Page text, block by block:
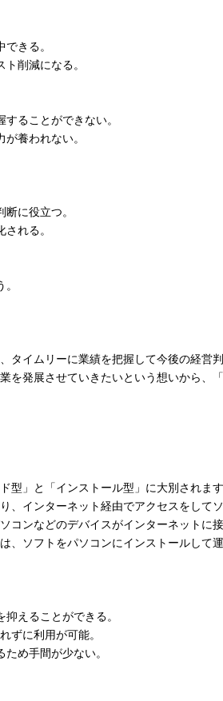
きる。
削減になる。
ることができない。
養われない。
に役立つ。
れる。
タイムリーに業績を把握して今後の経営
を発展させていきたいという想いから、
型」と「インストール型」に大別されま
、インターネット経由でアクセスをして
コンなどのデバイスがインターネットに
、ソフトをパソコンにインストールして
えることができる。
ずに利用が可能。
め手間が少ない。